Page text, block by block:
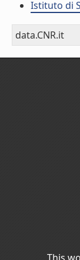
Istituto di
data.CNR.it